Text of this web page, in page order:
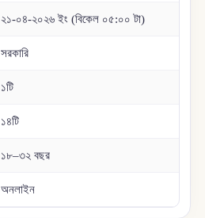
২১-০৪-২০২৬ ইং (বিকেল ০৫:০০ টা)
সরকারি
১টি
১৪টি
১৮–৩২ বছর
অনলাইন